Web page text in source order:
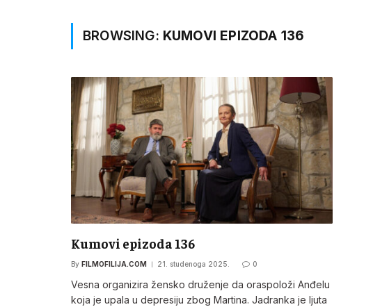
BROWSING: KUMOVI EPIZODA 136
Kumovi epizoda 136
By FILMOFILIJA.COM 21. studenoga 2025. 0
Vesna organizira žensko druženje da oraspoloži Anđelu
koja je upala u depresiju zbog Martina. Jadranka je ljuta